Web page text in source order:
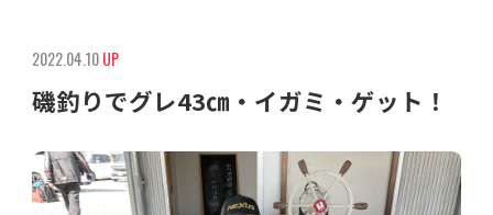
2022.04.10UP
磯釣りでグレ43㎝・イガミ・ゲット！